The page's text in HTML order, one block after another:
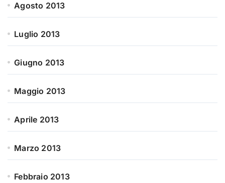
Agosto 2013
Luglio 2013
Giugno 2013
Maggio 2013
Aprile 2013
Marzo 2013
Febbraio 2013